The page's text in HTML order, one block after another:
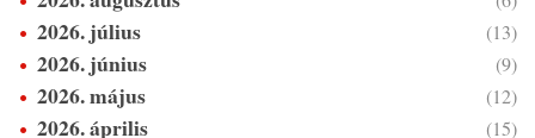
2026. július (13)
2026. június (9)
2026. május (12)
2026. április (15)